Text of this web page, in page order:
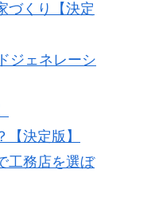
づくり【決定
ジェネレーシ
決定版】
工務店を選ぼ